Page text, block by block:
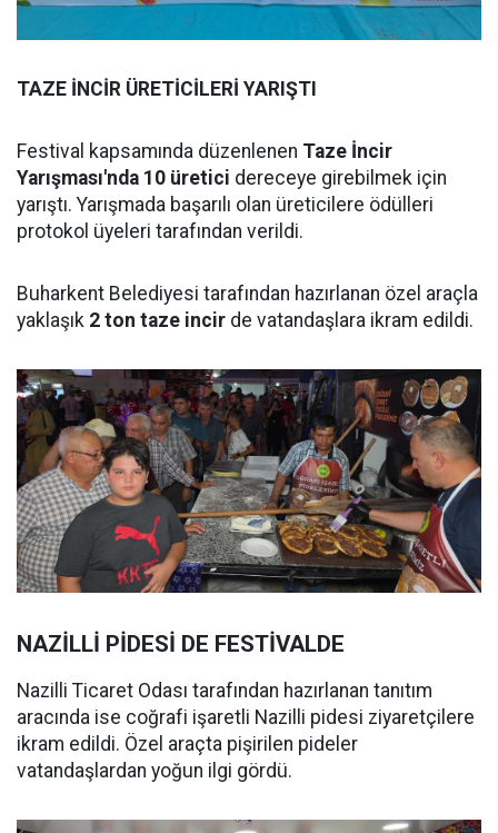
TAZE İNCİR ÜRETİCİLERİ YARIŞTI
Festival kapsamında düzenlenen Taze İncir
Yarışması'nda 10 üretici dereceye girebilmek için
yarıştı. Yarışmada başarılı olan üreticilere ödülleri
protokol üyeleri tarafından verildi.
Buharkent Belediyesi tarafından hazırlanan özel araçla
yaklaşık 2 ton taze incir de vatandaşlara ikram edildi.
NAZİLLİ PİDESİ DE FESTİVALDE
Nazilli Ticaret Odası tarafından hazırlanan tanıtım
aracında ise coğrafi işaretli Nazilli pidesi ziyaretçilere
ikram edildi. Özel araçta pişirilen pideler
vatandaşlardan yoğun ilgi gördü.